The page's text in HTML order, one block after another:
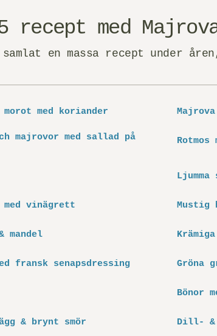
recept med
en massa recept under
med koriander
majrovor med sallad på
med vinägrett Mustig
mandel
fransk senapsdressing Gröna
Bönor
& brynt smör Dill- &